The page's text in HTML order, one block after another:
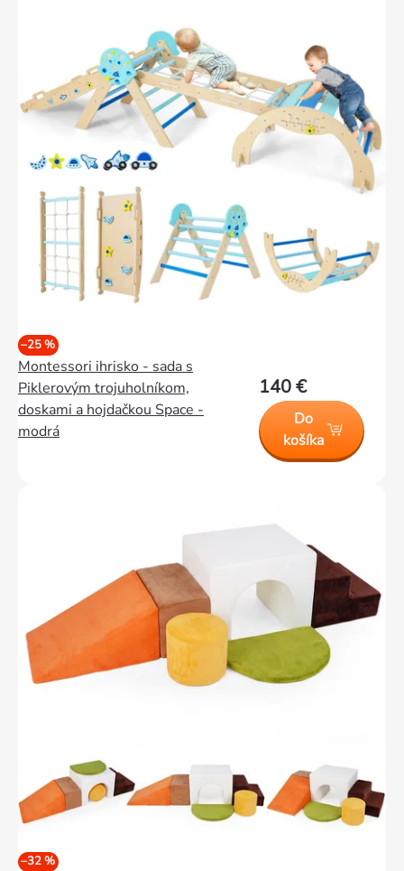
–25 %
Montessori ihrisko - sada s
Piklerovým trojuholníkom,
doskami a hojdačkou Space -
modrá
140 €
Do
košíka
–32 %